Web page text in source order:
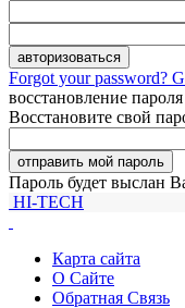
Forgot your password?
восстановление пароля
Восстановите свой
Пароль будет выслан
HI-TECH
Карта сайта
О Сайте
Обратная Связь